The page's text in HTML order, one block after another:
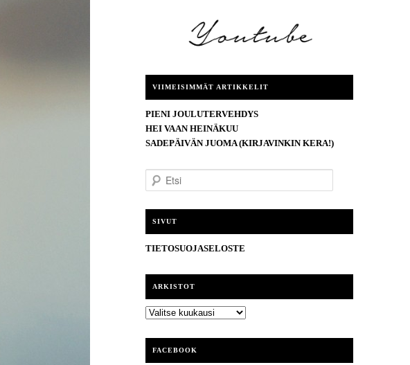
VIIMEISIMMÄT ARTIKKELIT
PIENI JOULUTERVEHDYS
HEI VAAN HEINÄKUU
SADEPÄIVÄN JUOMA (KIRJAVINKIN KERA!)
t
SIVUT
TIETOSUOJASELOSTE
ARKISTOT
ARKISTOT
FACEBOOK